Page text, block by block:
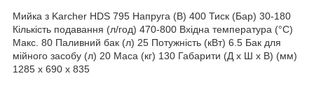
Мийка з Karcher HDS 795 Напруга (В) 400 Тиск (Бар) 30-180
Кількість подавання (л/год) 470-800 Вхідна температура (°C)
Макс. 80 Паливний бак (л) 25 Потужність (кВт) 6.5 Бак для
мійного засобу (л) 20 Маса (кг) 130 Габарити (Д x Ш x В) (мм)
1285 x 690 x 835